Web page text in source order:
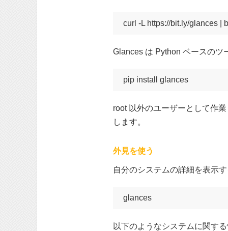
curl -L https://bit.ly/glances |
Glances は Python ベースのツ
pip install glances
root 以外のユーザーとして作
します。
外見を使う
自分のシステムの詳細を表示
glances
以下のようなシステムに関す